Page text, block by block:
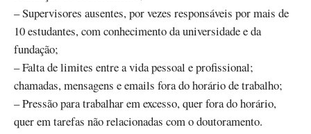
– Supervisores ausentes, por vezes responsáveis por mais de
10 estudantes, com conhecimento da universidade e da
fundação;
– Falta de limites entre a vida pessoal e profissional;
chamadas, mensagens e emails fora do horário de trabalho;
– Pressão para trabalhar em excesso, quer fora do horário,
quer em tarefas não relacionadas com o doutoramento.